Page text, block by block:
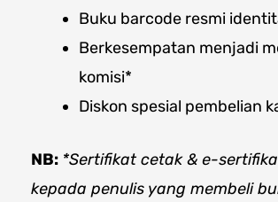
Buku barcode resmi
Berkesempatan menjadi
komisi*
Diskon spesial pembelian
NB: *Sertifikat cetak & e-
kepada penulis yang membeli